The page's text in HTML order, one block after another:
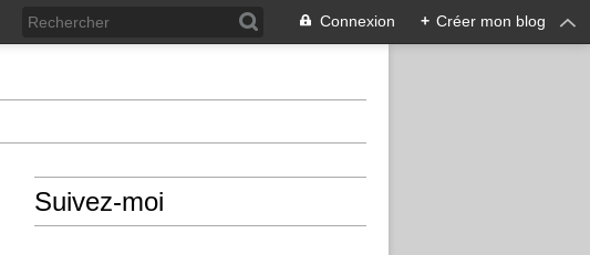
Connexion + Créer mon blog
Suivez-moi